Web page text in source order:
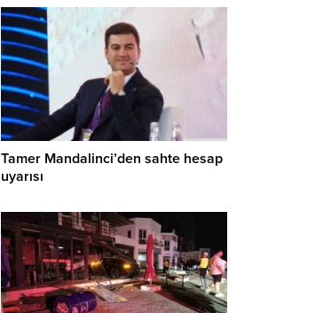
Tamer Mandalinci’den sahte hesap
uyarısı